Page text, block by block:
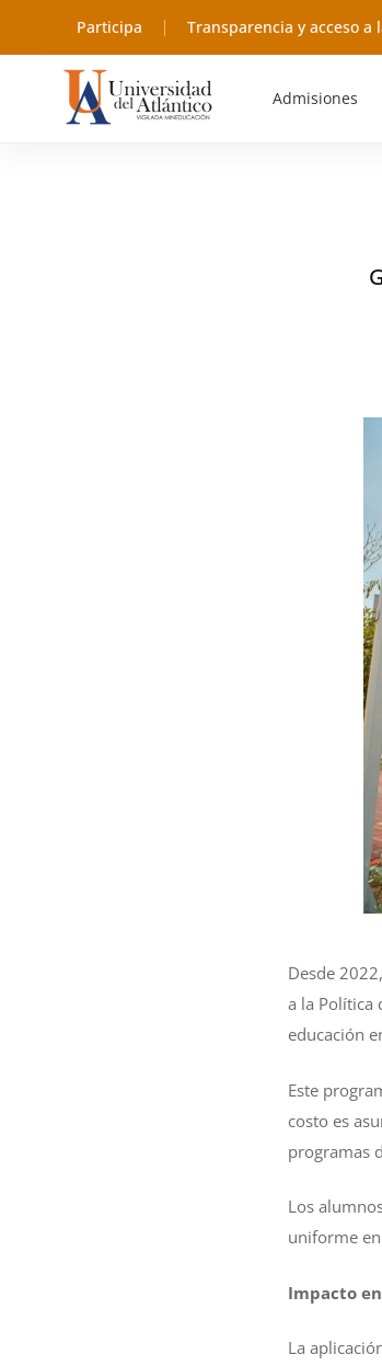
Participa Transparencia y acceso
Admisiones
Desde
a la Política
educación
Este
costo es
programas
Los
uniforme
Impacto
La